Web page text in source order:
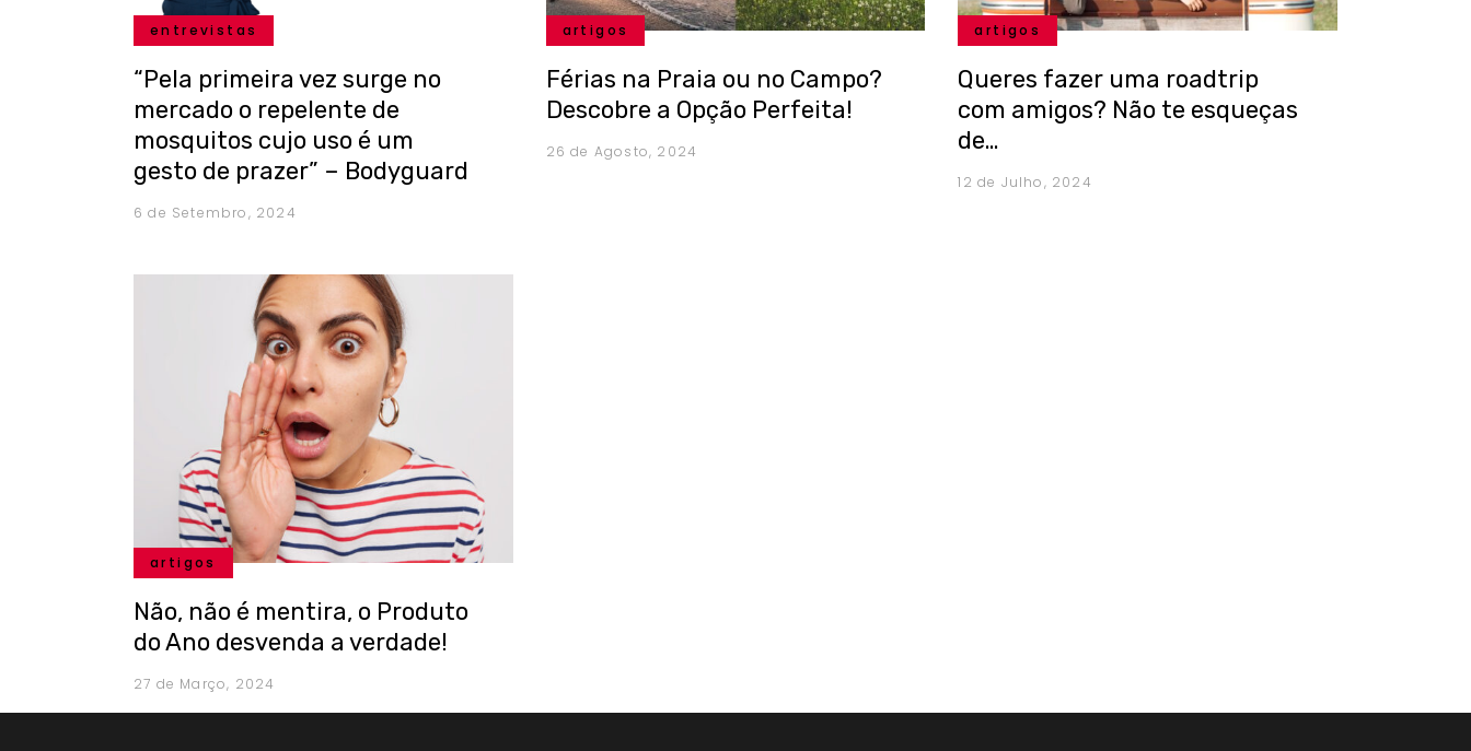
entrevistas
“Pela primeira vez surge no
mercado o repelente de
mosquitos cujo uso é um
gesto de prazer” – Bodyguard
6 de Setembro, 2024
artigos
Férias na Praia ou no Campo?
Descobre a Opção Perfeita!
26 de Agosto, 2024
artigos
Queres fazer uma roadtrip
com amigos? Não te esqueças
de…
12 de Julho, 2024
artigos
Não, não é mentira, o Produto
do Ano desvenda a verdade!
27 de Março, 2024